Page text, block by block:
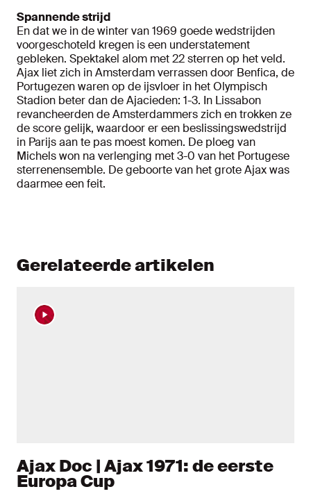
Spannende strijd
En dat we in de winter van 1969 goede wedstrijden
voorgeschoteld kregen is een understatement
gebleken. Spektakel alom met 22 sterren op het veld.
Ajax liet zich in Amsterdam verrassen door Benfica, de
Portugezen waren op de ijsvloer in het Olympisch
Stadion beter dan de Ajacieden: 1-3. In Lissabon
revancheerden de Amsterdammers zich en trokken ze
de score gelijk, waardoor er een beslissingswedstrijd
in Parijs aan te pas moest komen. De ploeg van
Michels won na verlenging met 3-0 van het Portugese
sterrenensemble. De geboorte van het grote Ajax was
daarmee een feit.
Gerelateerde artikelen
Ajax Doc | Ajax 1971: de eerste
Europa Cup